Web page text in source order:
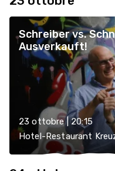
Schreiber vs.
Ausverkauft!
23 ottobre | 20:15
Hotel-Restaurant